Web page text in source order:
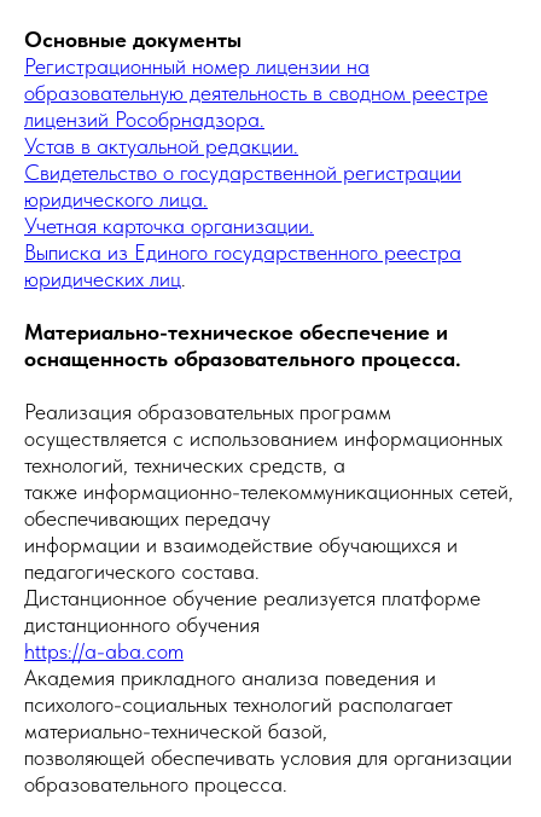
Основные документы
Регистрационный номер лицензии на
образовательную деятельность в сводном реестре
лицензий Рособрнадзора.
Устав в актуальной редакции.
Свидетельство о государственной регистрации
юридического лица.
Учетная карточка организации.
Выписка из Единого государственного реестра
юридических лиц
Материально-техническое обеспечение и
оснащенность образовательного процесса.
Реализация образовательных программ
осуществляется с использованием информационных
технологий, технических средств, а
также информационно-телекоммуникационных сетей,
обеспечивающих передачу
информации и взаимодействие обучающихся и
педагогического состава.
Дистанционное обучение реализуется платформе
дистанционного обучения
https://a-aba.com
Академия прикладного анализа поведения и
психолого-социальных технологий располагает
материально-технической базой,
позволяющей обеспечивать условия для организации
образовательного процесса.